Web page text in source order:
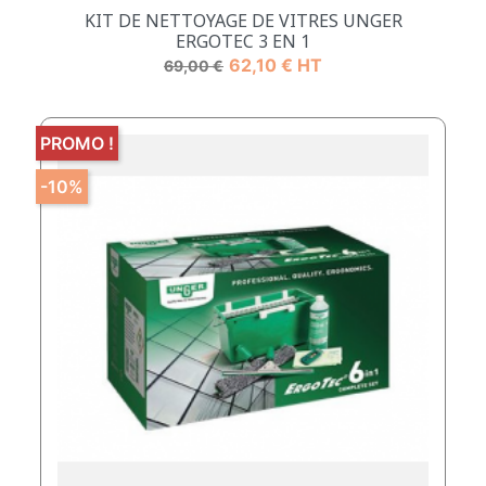
KIT DE NETTOYAGE DE VITRES UNGER
ERGOTEC 3 EN 1
Prix de base
69,00 € Prix
62,10 € HT
PROMO !
-10%